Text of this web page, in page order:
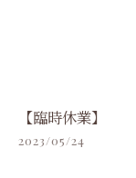
【臨時休業】
2023/05/24